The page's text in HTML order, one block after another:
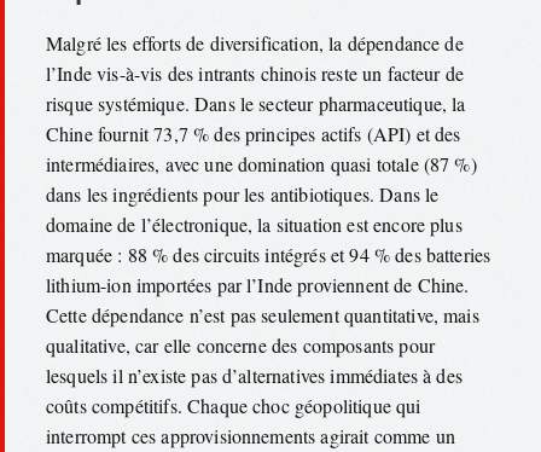
Malgré les efforts de diversification, la dépendance de
l’Inde vis-à-vis des intrants chinois reste un facteur de
risque systémique. Dans le secteur pharmaceutique, la
Chine fournit 73,7 % des principes actifs (API) et des
intermédiaires, avec une domination quasi totale (87 %)
dans les ingrédients pour les antibiotiques. Dans le
domaine de l’électronique, la situation est encore plus
marquée : 88 % des circuits intégrés et 94 % des batteries
lithium-ion importées par l’Inde proviennent de Chine.
Cette dépendance n’est pas seulement quantitative, mais
qualitative, car elle concerne des composants pour
lesquels il n’existe pas d’alternatives immédiates à des
coûts compétitifs. Chaque choc géopolitique qui
interrompt ces approvisionnements agirait comme un